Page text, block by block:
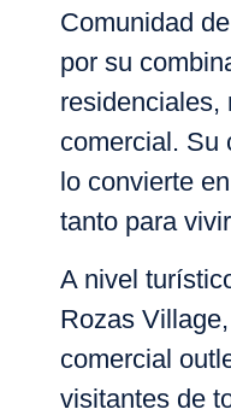
Comunidad
por su
residenciales,
comercial . Su
lo convierte
tanto para
A nivel
Rozas Village
comercial
visitantes de